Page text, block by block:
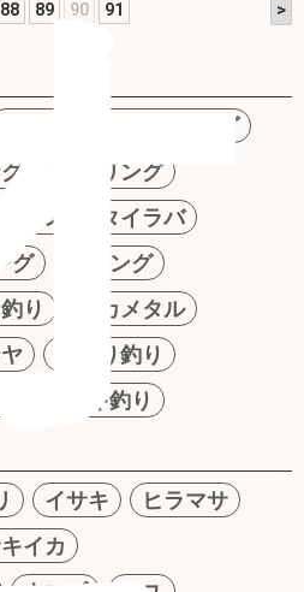
88 89 90 91 >
ファミリーフィッシング
メバリング
バス
タイラバ
グ
ジギング
り
イカメタル
かかり釣り
サビキ釣り
イサキ
ヒラマサ
イカ